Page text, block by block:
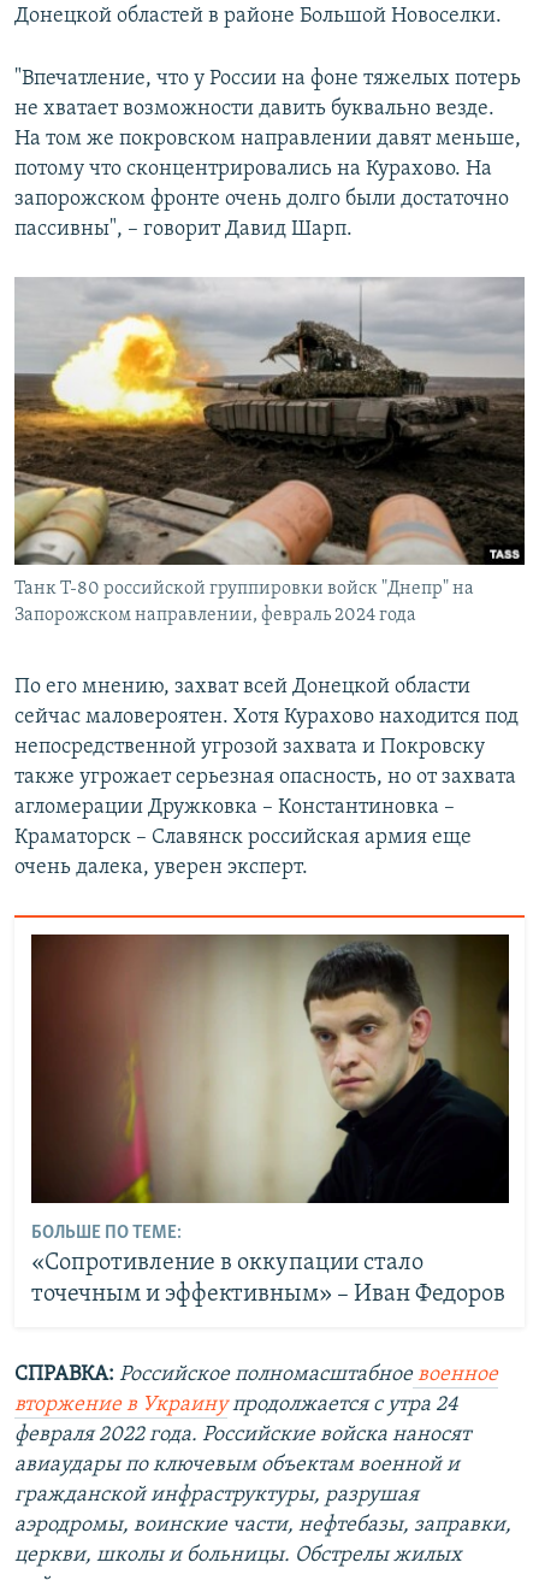
Донецкой областей в районе Большой Новоселки.
"Впечатление, что у России на фоне тяжелых потерь
не хватает возможности давить буквально везде.
На том же покровском направлении давят меньше,
потому что сконцентрировались на Курахово. На
запорожском фронте очень долго были достаточно
пассивны", – говорит Давид Шарп.
Танк Т-80 российской группировки войск "Днепр" на
Запорожском направлении, февраль 2024 года
По его мнению, захват всей Донецкой области
сейчас маловероятен. Хотя Курахово находится под
непосредственной угрозой захвата и Покровску
также угрожает серьезная опасность, но от захвата
агломерации Дружковка – Константиновка –
Краматорск – Славянск российская армия еще
очень далека, уверен эксперт.
БОЛЬШЕ ПО ТЕМЕ:
«Сопротивление в оккупации стало
точечным и эффективным» – Иван Федоров
СПРАВКА: Российское полномасштабноевоенное
вторжение в Украинупродолжается с утра 24
февраля 2022 года. Российские войска наносят
авиаудары по ключевым объектам военной и
гражданской инфраструктуры, разрушая
аэродромы, воинские части, нефтебазы, заправки,
церкви, школы и больницы. Обстрелы жилых